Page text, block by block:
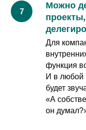
Можно
Для
функция
И в любой
будет
«А
он
Управление
командой
15 МАРТА - 12 АПРЕЛЯ
Команда Учет
Коммуникация
Конфликты
Модуль 1 (Онлайн/